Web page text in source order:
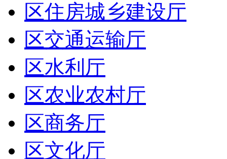
区住房城乡建设厅
区交通运输厅
区水利厅
区农业农村厅
区商务厅
区文化厅